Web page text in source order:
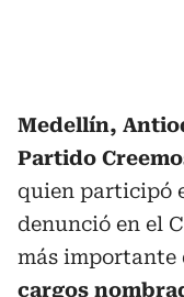
Medellín,
Partido
quien participó
denunció en el
más importante
cargos